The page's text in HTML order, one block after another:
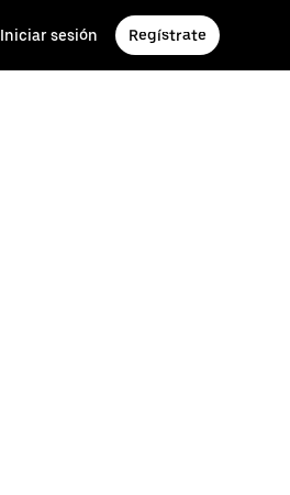
Iniciar sesión Regístrate